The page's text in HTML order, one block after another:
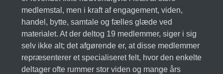
medlemstal, men i kraft af engagement, viden,
handel, bytte, samtale og fælles glæde ved
materialet. At der deltog 19 medlemmer, siger i sig
selv ikke alt; det afgørende er, at disse medlemmer
repræsenterer et specialiseret felt, hvor den enkelte
deltager ofte rummer stor viden og mange års